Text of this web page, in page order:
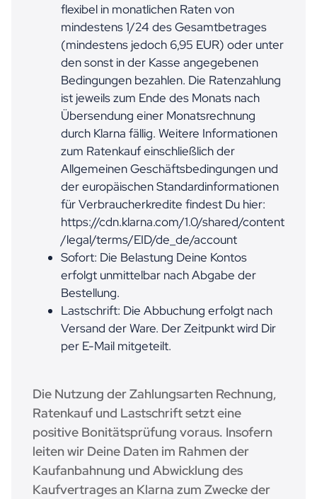
flexibel in monatlichen Raten von
mindestens 1/24 des Gesamtbetrages
(mindestens jedoch 6,95 EUR) oder unter
den sonst in der Kasse angegebenen
Bedingungen bezahlen. Die Ratenzahlung
ist jeweils zum Ende des Monats nach
Übersendung einer Monatsrechnung
durch Klarna fällig. Weitere Informationen
zum Ratenkauf einschließlich der
Allgemeinen Geschäftsbedingungen und
der europäischen Standardinformationen
für Verbraucherkredite findest Du hier:
https://cdn.klarna.com/1.0/shared/content
/legal/terms/EID/de_de/account
Sofort: Die Belastung Deine Kontos
erfolgt unmittelbar nach Abgabe der
Bestellung.
Lastschrift: Die Abbuchung erfolgt nach
Versand der Ware. Der Zeitpunkt wird Dir
per E-Mail mitgeteilt.
Die Nutzung der Zahlungsarten Rechnung,
Ratenkauf und Lastschrift setzt eine
positive Bonitätsprüfung voraus. Insofern
leiten wir Deine Daten im Rahmen der
Kaufanbahnung und Abwicklung des
Kaufvertrages an Klarna zum Zwecke der